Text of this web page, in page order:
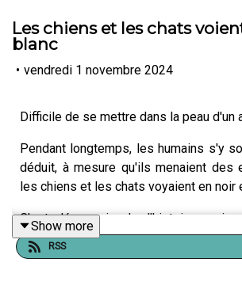
Les chiens et les chats
blanc
• vendredi 1 novembre 2024
Difficile de se mettre dans la peau d'un
Pendant longtemps, les humains s'y
déduit, à mesure qu'ils menaient des
les chiens et les chats voyaient en noir
C'est désormais de l'histoire
études récentes attestent désormais
Show more
RSS